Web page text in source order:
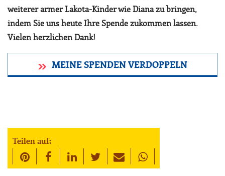
weiterer armer Lakota-Kinder wie Diana zu bringen,
indem Sie uns heute Ihre Spende zukommen lassen.
Vielen herzlichen Dank!
MEINE SPENDEN VERDOPPELN
Teilen auf: